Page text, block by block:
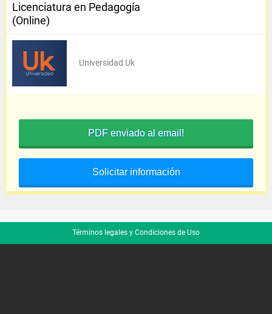
Licenciatura en Pedagogía
(Online)
Universidad Uk
PDF enviado al email!
Solicitar información
Términos legales y Condiciones de Uso